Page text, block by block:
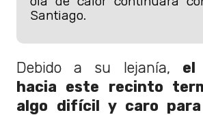
Santiago.
Debido a su lejanía, el
hacia este recinto
algo difícil y caro